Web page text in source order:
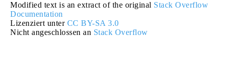
Modified text is an extract of the original Stack Overflow
Documentation
Lizenziert unter CC BY-SA 3.0
Nicht angeschlossen an Stack Overflow